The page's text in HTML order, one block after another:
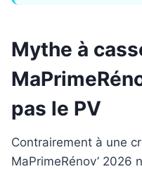
Mythe à
pas le PV
Contrairement à une
MaPrimeRénov’ 2026